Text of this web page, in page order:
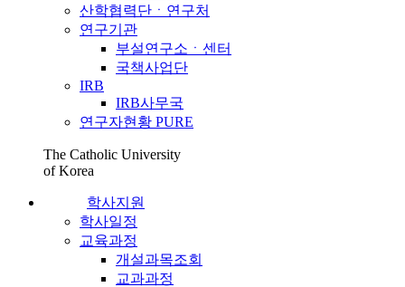
산학협력단ㆍ연구처
연구기관
부설연구소ㆍ센터
국책사업단
IRB
IRB사무국
연구자현황 PURE
The Catholic University
of Korea
학사지원
학사일정
교육과정
개설과목조회
교과과정